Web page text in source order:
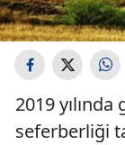
2019
seferberliği